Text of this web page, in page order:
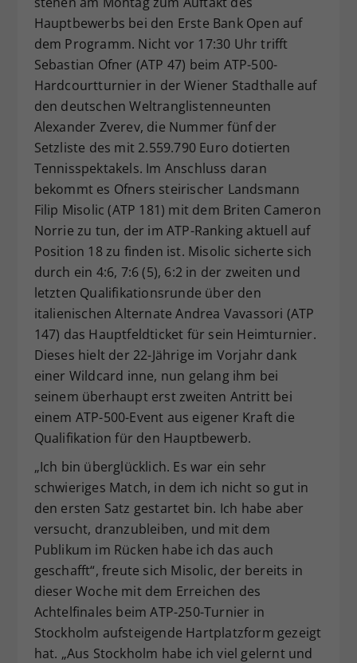
Hauptbewerbs bei den Erste Bank Open auf
dem Programm. Nicht vor 17:30 Uhr trifft
Sebastian Ofner (ATP 47) beim ATP-500-
Hardcourtturnier in der Wiener Stadthalle auf
den deutschen Weltranglistenneunten
Alexander Zverev, die Nummer fünf der
Setzliste des mit 2.559.790 Euro dotierten
Tennisspektakels. Im Anschluss daran
bekommt es Ofners steirischer Landsmann
Filip Misolic (ATP 181) mit dem Briten Cameron
Norrie zu tun, der im ATP-Ranking aktuell auf
Position 18 zu finden ist. Misolic sicherte sich
durch ein 4:6, 7:6 (5), 6:2 in der zweiten und
letzten Qualifikationsrunde über den
italienischen Alternate Andrea Vavassori (ATP
147) das Hauptfeldticket für sein Heimturnier.
Dieses hielt der 22-Jährige im Vorjahr dank
einer Wildcard inne, nun gelang ihm bei
seinem überhaupt erst zweiten Antritt bei
einem ATP-500-Event aus eigener Kraft die
Qualifikation für den Hauptbewerb.
„Ich bin überglücklich. Es war ein sehr
schwieriges Match, in dem ich nicht so gut in
den ersten Satz gestartet bin. Ich habe aber
versucht, dranzubleiben, und mit dem
Publikum im Rücken habe ich das auch
geschafft“, freute sich Misolic, der bereits in
dieser Woche mit dem Erreichen des
Achtelfinales beim ATP-250-Turnier in
Stockholm aufsteigende Hartplatzform gezeigt
hat. „Aus Stockholm habe ich viel gelernt und
Zweck
Dieser Wert speichert Ihre Consent-
Einstellungen. Unter anderem eine
historische Speicherung Ihrer
vorgenommen Einstellungen, falls der
Webseiten-Betreiber dies eingestellt
hat.